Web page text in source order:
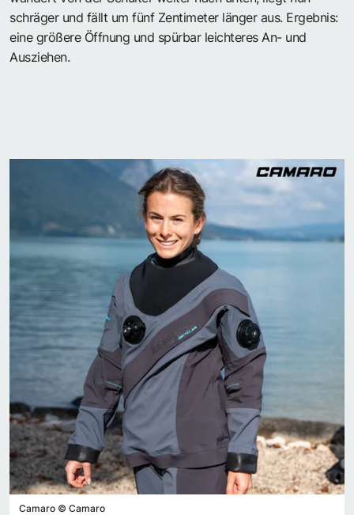
schräger und fällt um fünf Zentimeter länger aus. Ergebnis:
eine größere Öffnung und spürbar leichteres An- und
Ausziehen.
Camaro © Camaro